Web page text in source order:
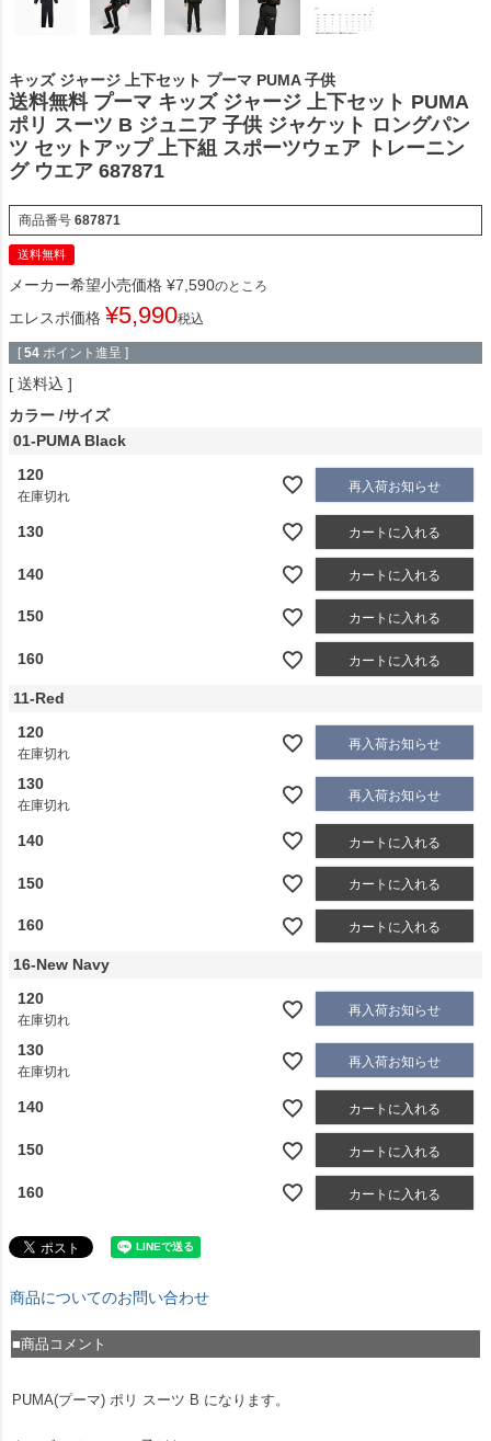
キッズ ジャージ 上下セット プーマ PUMA 子供
送料無料 プーマ キッズ ジャージ 上下セット PUMA
ポリ スーツ B ジュニア 子供 ジャケット ロングパン
ツ セットアップ 上下組 スポーツウェア トレーニン
グ ウエア 687871
商品番号 687871
送料無料
メーカー希望小売価格 ¥7,590のところ
エレスポ価格 ¥5,990税込
[ 54 ポイント進呈 ]
送料込
カラー サイズ
01-PUMA Black
120
在庫切れ
再入荷お知らせ
130 カートに入れる
140 カートに入れる
150 カートに入れる
160 カートに入れる
11-Red
120
在庫切れ
再入荷お知らせ
130
在庫切れ
再入荷お知らせ
140 カートに入れる
150 カートに入れる
160 カートに入れる
16-New Navy
120
在庫切れ
再入荷お知らせ
130
在庫切れ
再入荷お知らせ
140 カートに入れる
150 カートに入れる
160 カートに入れる
商品についてのお問い合わせ
■商品コメント
PUMA(プーマ) ポリ スーツ B になります。